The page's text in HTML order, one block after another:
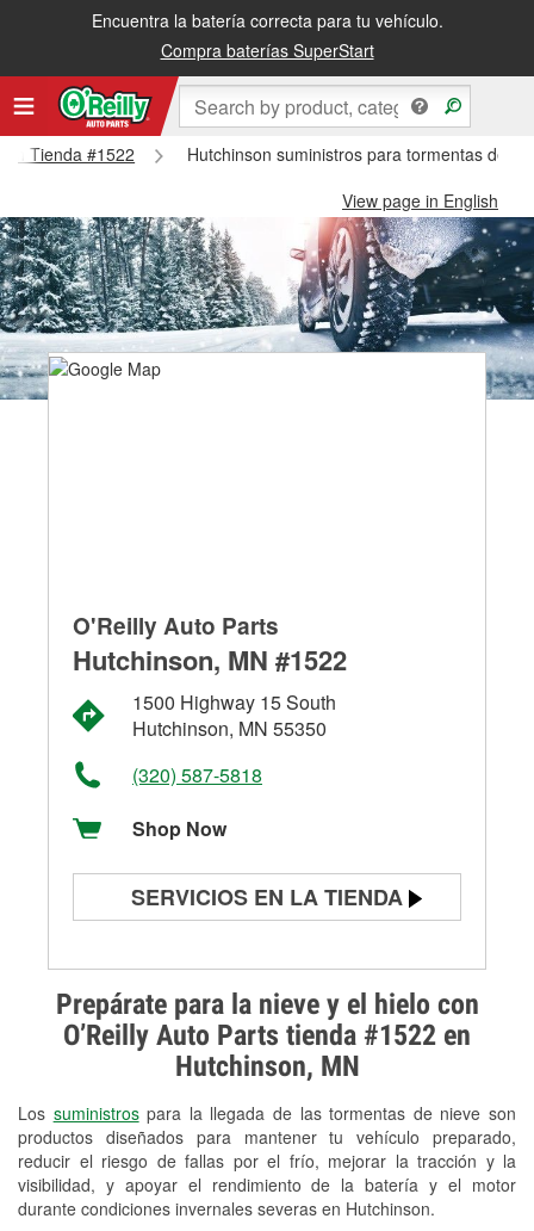
Encuentra la batería correcta para tu vehículo.
Compra baterías SuperStart
Tienda #1522
Hutchinson suministros para tormentas de
View page in English
Prepárate para la nieve y el hielo con
O’Reilly Auto Parts tienda #1522 en
Hutchinson, MN
Los suministrospara la llegada de las tormentas de nieve son
productos diseñados para mantener tu vehículo preparado,
reducir el riesgo de fallas por el frío, mejorar la tracción y la
visibilidad, y apoyar el rendimiento de la batería y el motor
durante condiciones invernales severas en Hutchinson.
O'Reilly Auto Parts
Hutchinson, MN #1522
1500 Highway 15 South
Hutchinson, MN 55350
(320) 587-5818
Shop Now
SERVICIOS EN LA TIENDA
Prueba de alternadores y
arrancadores
Revisión de la luz "Check Engine"
Reciclaje de baterías y aceite
Instalación de bombillas de faros
Instalación de limpiaparabrisas